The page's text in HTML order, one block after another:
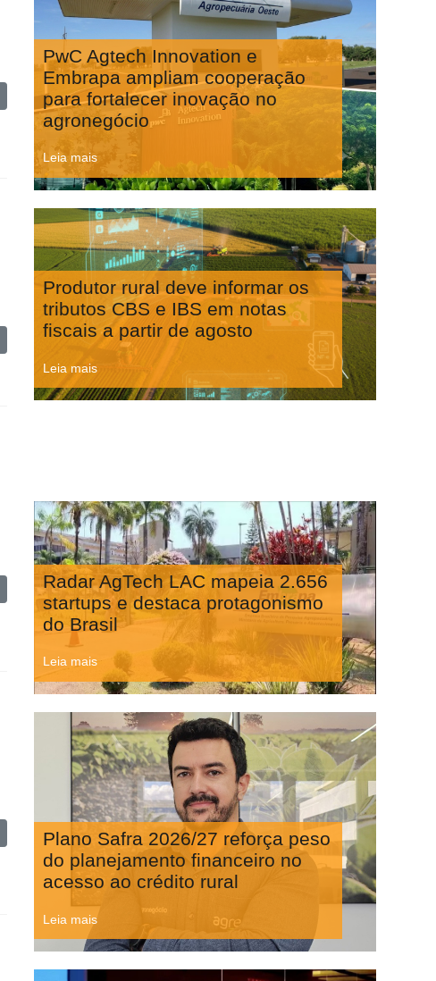
PwC Agtech Innovation e
Embrapa ampliam cooperação
para fortalecer inovação no
agronegócio
Leia mais
Produtor rural deve informar os
tributos CBS e IBS em notas
fiscais a partir de agosto
Leia mais
Radar AgTech LAC mapeia 2.656
startups e destaca protagonismo
do Brasil
Leia mais
Plano Safra 2026/27 reforça peso
do planejamento financeiro no
acesso ao crédito rural
Leia mais